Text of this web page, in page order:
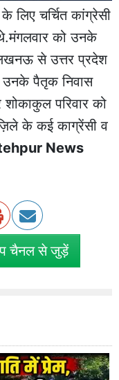
लिए चर्चित कांग्रेसी
को उनके
से उत्तर प्रदेश
उनके पैतृक निवास
शोकाकुल परिवार को
के कई काग्रेंसी व
News
चैनल से जुड़ें